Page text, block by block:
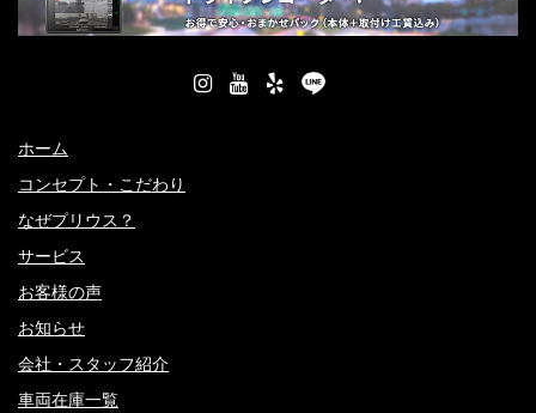
ホーム
コンセプト・こだわり
なぜプリウス？
サービス
お客様の声
お知らせ
会社・スタッフ紹介
車両在庫一覧